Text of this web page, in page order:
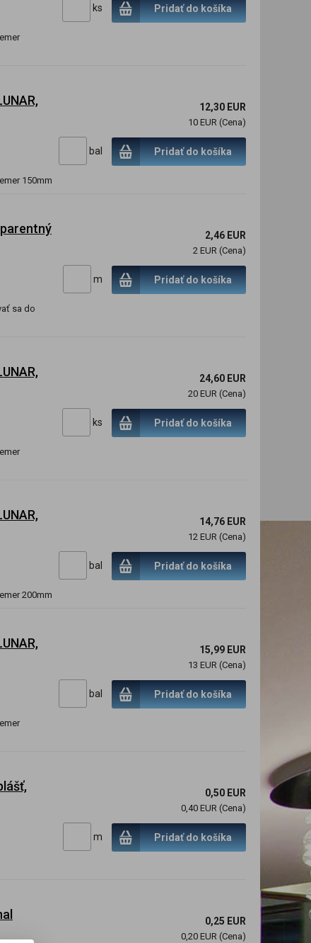
ks Pridať do košíka
150mm
12,30 EUR
10 EUR (Cena)
bal Pridať do košíka
sa do
2,46 EUR
2 EUR (Cena)
m Pridať do košíka
24,60 EUR
20 EUR (Cena)
ks Pridať do košíka
200mm
14,76 EUR
12 EUR (Cena)
bal Pridať do košíka
15,99 EUR
13 EUR (Cena)
bal Pridať do košíka
0,50 EUR
0,40 EUR (Cena)
m Pridať do košíka
0,25 EUR
0,20 EUR (Cena)